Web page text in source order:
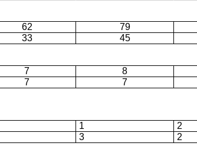
62 79
33 45
7 8
7 7
1 2
3 2